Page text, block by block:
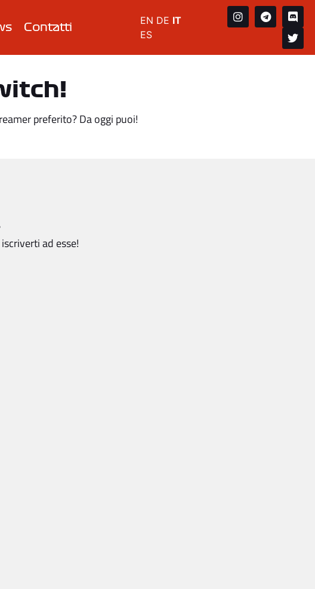
Contatti
EN DE IT
ES
preferito? Da oggi puoi!
ad esse!